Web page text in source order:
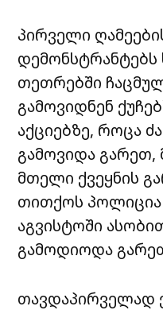
პირველი
დემონსტრანტებს
თეთრებში
გამოვიდნენ
აქციებზე, როცა
გამოვიდა გარეთ,
მთელი ქვეყნის
თითქოს პოლიცია
აგვისტოში
გამოდიოდა
თავდაპირველად